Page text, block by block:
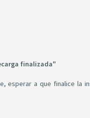
finalizada"
esperar a que finalice la